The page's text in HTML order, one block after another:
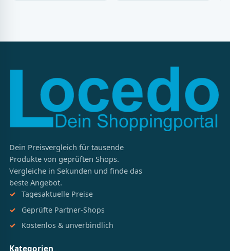
Dein Preisvergleich für tausende
Produkte von geprüften Shops.
Vergleiche in Sekunden und finde das
beste Angebot.
Tagesaktuelle Preise
Geprüfte Partner-Shops
Kostenlos & unverbindlich
Kategorien